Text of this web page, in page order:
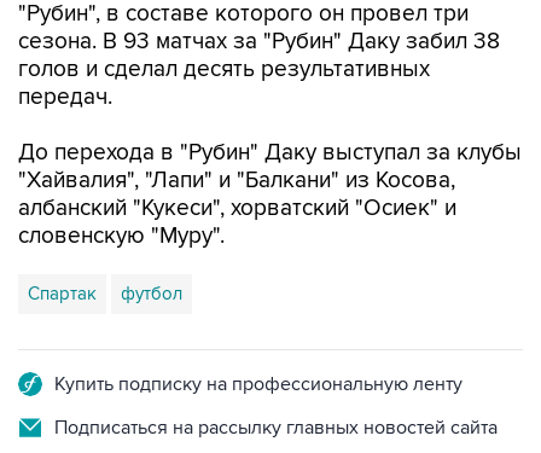
"Рубин", в составе которого он провел три
сезона. В 93 матчах за "Рубин" Даку забил 38
голов и сделал десять результативных
передач.
До перехода в "Рубин" Даку выступал за клубы
"Хайвалия", "Лапи" и "Балкани" из Косова,
албанский "Кукеси", хорватский "Осиек" и
словенскую "Муру".
Спартак футбол
Купить подписку на профессиональную ленту
Подписаться на рассылку главных новостей сайта